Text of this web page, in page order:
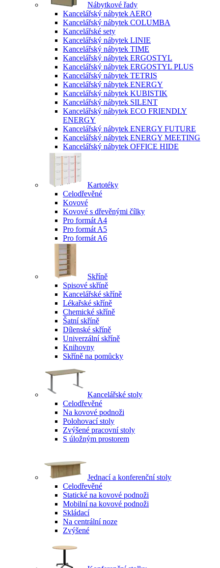
Nábytkové řady
Kancelářský nábytek AERO
Kancelářský nábytek COLUMBA
Kancelářské sety
Kancelářský nábytek LINIE
Kancelářský nábytek TIME
Kancelářský nábytek ERGOSTYL
Kancelářský nábytek ERGOSTYL PLUS
Kancelářský nábytek TETRIS
Kancelářský nábytek ENERGY
Kancelářský nábytek KUBISTIK
Kancelářský nábytek SILENT
Kancelářský nábytek ECO FRIENDLY
ENERGY
Kancelářský nábytek ENERGY FUTURE
Kancelářský nábytek ENERGY MEETING
Kancelářský nábytek OFFICE HIDE
Kartotéky
Celodřevěné
Kovové
Kovové s dřevěnými čílky
Pro formát A4
Pro formát A5
Pro formát A6
Skříně
Spisové skříně
Kancelářské skříně
Lékařské skříně
Chemické skříně
Šatní skříně
Dílenské skříně
Univerzální skříně
Knihovny
Skříně na pomůcky
Kancelářské stoly
Celodřevěné
Na kovové podnoži
Polohovací stoly
Zvýšené pracovní stoly
S úložným prostorem
Jednací a konferenční stoly
Celodřevěné
Statické na kovové podnoži
Mobilní na kovové podnoži
Skládací
Na centrální noze
Zvýšené